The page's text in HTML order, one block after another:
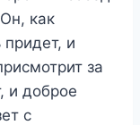
как
и
за
и доброе
с